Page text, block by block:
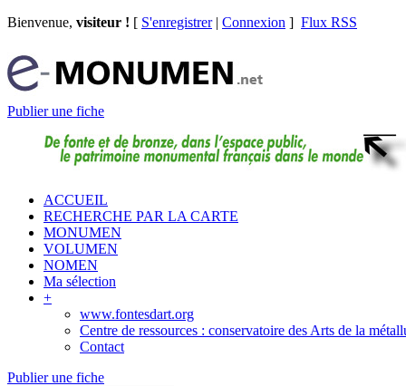
Bienvenue, visiteur ! [ S'enregistrer| Connexion ] Flux RSS
Publier une fiche
ACCUEIL
RECHERCHE PAR LA CARTE
MONUMEN
VOLUMEN
NOMEN
Ma sélection
+
www.fontesdart.org
Centre de ressources : conservatoire des Arts de la
Contact
Publier une fiche